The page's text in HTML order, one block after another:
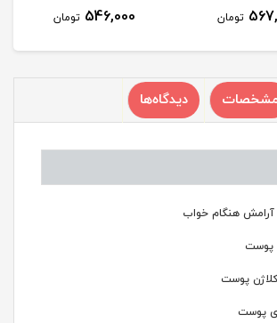
تومان 546,000 تومان
دیدگاه‌ها
هنگام خواب
پوست
پوست
پوست